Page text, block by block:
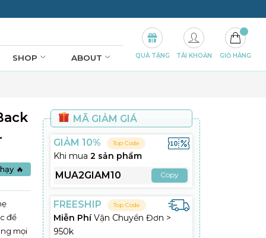
SHOP ABOUT QUÀ TẶNG TÀI KHOẢN GIỎ HÀNG
🔥
để
mọi
MÃ GIẢM GIÁ
GIẢM 10% Top Code
Khi mua 2 sản phẩm
MUA2GIAM10 Copy
FREESHIP Top Code
Miễn PhíVận Chuyển Đơn >
950k